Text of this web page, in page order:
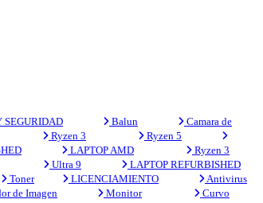
SEGURIDAD Balun
Camara de
Ryzen 3
Ryzen 5
LAPTOP AMD
Ryzen 3
Ultra 9
LAPTOP REFURBISHED
Toner LICENCIAMIENTO
Antivirus
de Imagen Monitor
Curvo